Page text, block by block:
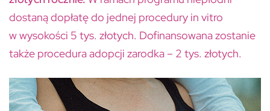
dostaną dopłatę do jednej procedury in vitro
w wysokości 5 tys. złotych. Dofinansowana zostanie
także procedura adopcji zarodka – 2 tys. złotych.